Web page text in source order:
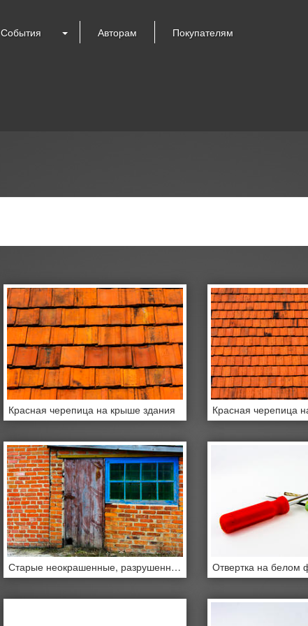
События Авторам Покупателям
Красная черепица на крыше здания Красная черепица
Старые неокрашенные, разрушенные и обветшалые двери в кирпичном сарае Отвертка на белом